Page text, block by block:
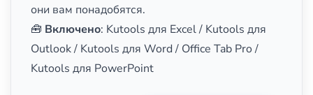
они вам понадобятся.
🧰 Включено: Kutools для Excel / Kutools для
Outlook / Kutools для Word / Office Tab Pro /
Kutools для PowerPoint